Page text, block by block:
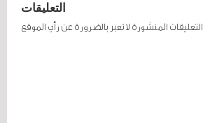
التعليقات
التعليقات المنشورة لا تعبر بالضرورة عن رأي الموقع